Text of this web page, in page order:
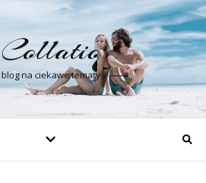
Collatio
blog na ciekawe tematy